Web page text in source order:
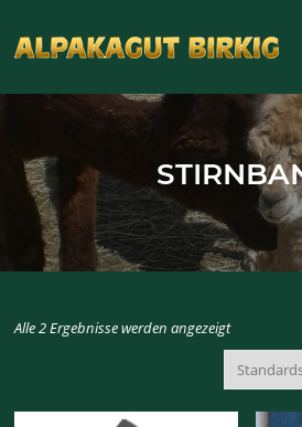
Inhalt
springen
Alle 2 Ergebnisse werden angezeigt